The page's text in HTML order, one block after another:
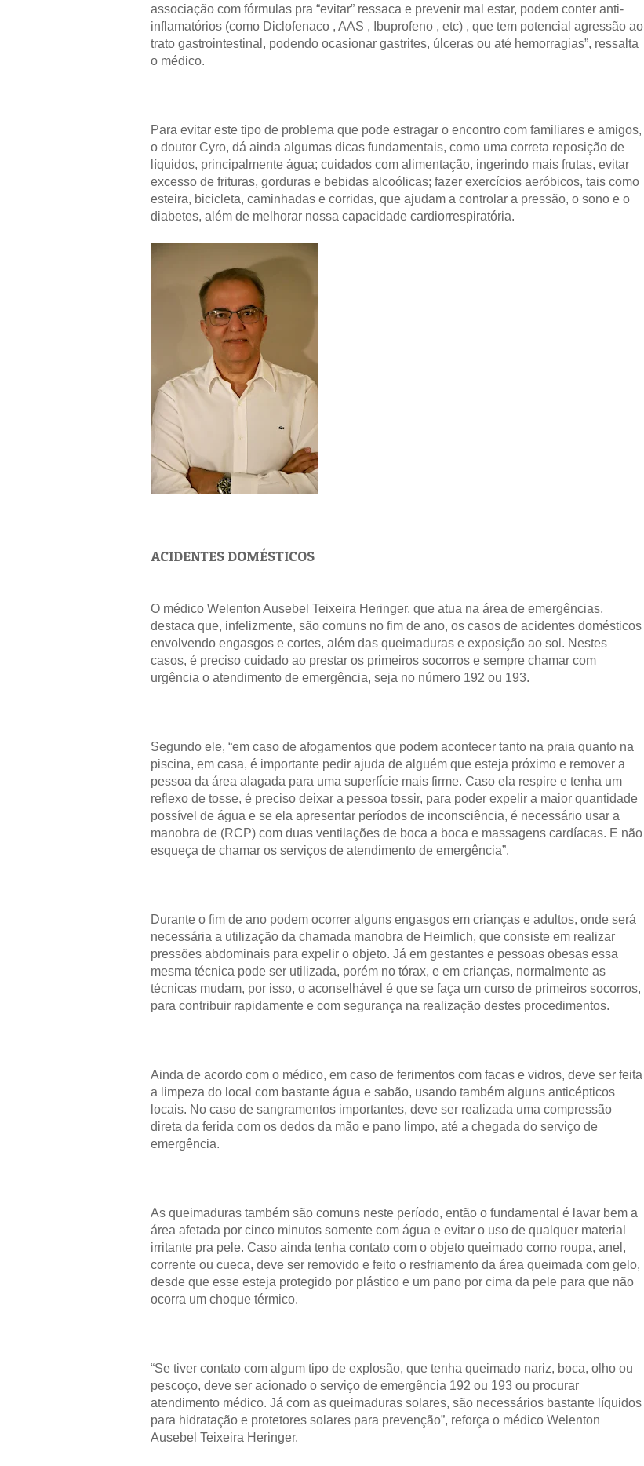
associação com fórmulas pra “evitar” ressaca e prevenir mal estar, podem conter anti-
inflamatórios (como Diclofenaco , AAS , Ibuprofeno , etc) , que tem potencial agressão ao
trato gastrointestinal, podendo ocasionar gastrites, úlceras ou até hemorragias”, ressalta
o médico.
Para evitar este tipo de problema que pode estragar o encontro com familiares e amigos,
o doutor Cyro, dá ainda algumas dicas fundamentais, como uma correta reposição de
líquidos, principalmente água; cuidados com alimentação, ingerindo mais frutas, evitar
excesso de frituras, gorduras e bebidas alcoólicas; fazer exercícios aeróbicos, tais como
esteira, bicicleta, caminhadas e corridas, que ajudam a controlar a pressão, o sono e o
diabetes, além de melhorar nossa capacidade cardiorrespiratória.
ACIDENTES DOMÉSTICOS
O médico Welenton Ausebel Teixeira Heringer, que atua na área de emergências,
destaca que, infelizmente, são comuns no fim de ano, os casos de acidentes domésticos
envolvendo engasgos e cortes, além das queimaduras e exposição ao sol. Nestes
casos, é preciso cuidado ao prestar os primeiros socorros e sempre chamar com
urgência o atendimento de emergência, seja no número 192 ou 193.
Segundo ele, “em caso de afogamentos que podem acontecer tanto na praia quanto na
piscina, em casa, é importante pedir ajuda de alguém que esteja próximo e remover a
pessoa da área alagada para uma superfície mais firme. Caso ela respire e tenha um
reflexo de tosse, é preciso deixar a pessoa tossir, para poder expelir a maior quantidade
possível de água e se ela apresentar períodos de inconsciência, é necessário usar a
manobra de (RCP) com duas ventilações de boca a boca e massagens cardíacas. E não
esqueça de chamar os serviços de atendimento de emergência”.
Durante o fim de ano podem ocorrer alguns engasgos em crianças e adultos, onde será
necessária a utilização da chamada manobra de Heimlich, que consiste em realizar
pressões abdominais para expelir o objeto. Já em gestantes e pessoas obesas essa
mesma técnica pode ser utilizada, porém no tórax, e em crianças, normalmente as
técnicas mudam, por isso, o aconselhável é que se faça um curso de primeiros socorros,
para contribuir rapidamente e com segurança na realização destes procedimentos.
Ainda de acordo com o médico, em caso de ferimentos com facas e vidros, deve ser feita
a limpeza do local com bastante água e sabão, usando também alguns anticépticos
locais. No caso de sangramentos importantes, deve ser realizada uma compressão
direta da ferida com os dedos da mão e pano limpo, até a chegada do serviço de
emergência.
As queimaduras também são comuns neste período, então o fundamental é lavar bem a
área afetada por cinco minutos somente com água e evitar o uso de qualquer material
irritante pra pele. Caso ainda tenha contato com o objeto queimado como roupa, anel,
corrente ou cueca, deve ser removido e feito o resfriamento da área queimada com gelo,
desde que esse esteja protegido por plástico e um pano por cima da pele para que não
ocorra um choque térmico.
“Se tiver contato com algum tipo de explosão, que tenha queimado nariz, boca, olho ou
pescoço, deve ser acionado o serviço de emergência 192 ou 193 ou procurar
atendimento médico. Já com as queimaduras solares, são necessários bastante líquidos
para hidratação e protetores solares para prevenção”, reforça o médico Welenton
Ausebel Teixeira Heringer.